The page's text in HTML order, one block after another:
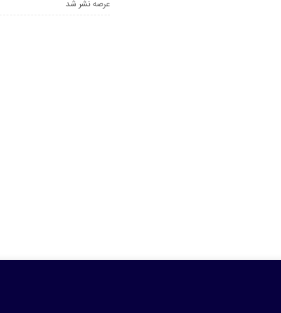
عرصه نشر شد